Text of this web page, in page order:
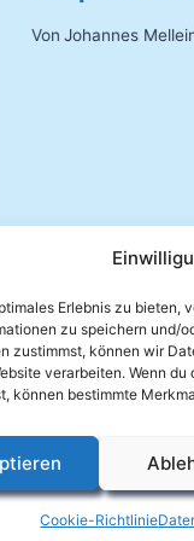
Erlebnis zu bieten,
zu speichern und/
zustimmst, können wir
verarbeiten. Wenn
können bestimmte
Cookie-Richtlinie
Von Johannes